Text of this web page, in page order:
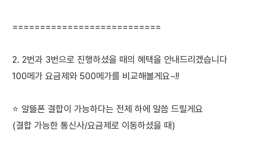
===========================
2. 2번과 3번으로 진행하셨을 때의 혜택을 안내드리겠습니다
100메가 요금제와 500메가를 비교해볼게요~!!
⭐ 알뜰폰 결합이 가능하다는 전제 하에 말씀 드릴게요
(결합 가능한 통신사/요금제로 이동하셨을 때)